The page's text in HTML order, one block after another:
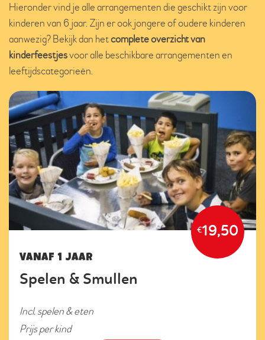
Hieronder vind je alle arrangementen die geschikt zijn voor
kinderen van 6 jaar. Zijn er ook jongere of oudere kinderen
aanwezig? Bekijk dan hetcomplete overzicht van
kinderfeestjesvoor alle beschikbare arrangementen en
leeftijdscategorieën.
€19,50
VANAF 1 JAAR
Spelen & Smullen
Incl. spelen & eten
Prijs per kind